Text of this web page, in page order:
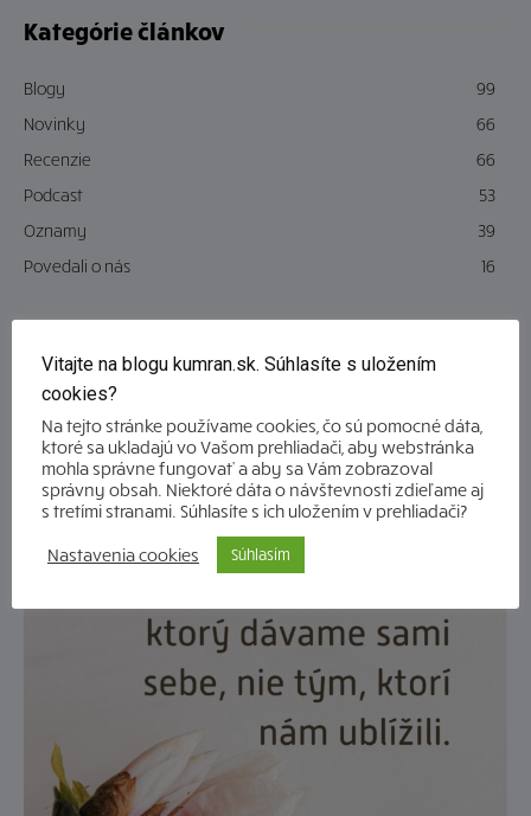
Kategórie článkov
Blogy
99
Novinky
66
Recenzie
66
Podcast
53
Oznamy
39
Povedali o nás
16
Najčítanejšie články
Vitajte na blogu kumran.sk. Súhlasíte s uložením
cookies?
Na tejto stránke používame cookies, čo sú pomocné dáta,
ktoré sa ukladajú vo Vašom prehliadači, aby webstránka
mohla správne fungovať a aby sa Vám zobrazoval
správny obsah. Niektoré dáta o návštevnosti zdieľame aj
s tretími stranami. Súhlasíte s ich uložením v prehliadači?
Nastavenia cookies Súhlasím